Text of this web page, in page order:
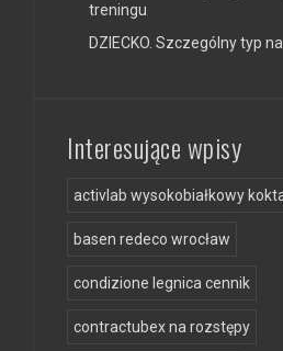
treningu
DZIECKO. Szczególny typ
Interesujące wpisy
activlab wysokobiałkowy
basen redeco wrocław
condizione legnica cennik
contractubex na rozstępy